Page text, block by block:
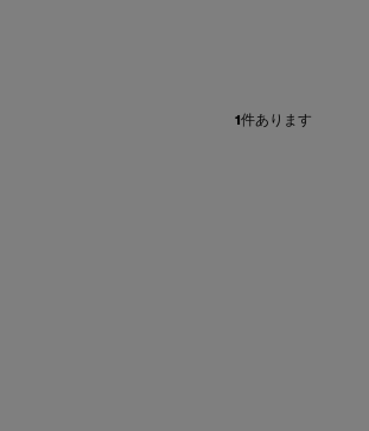
1件あります